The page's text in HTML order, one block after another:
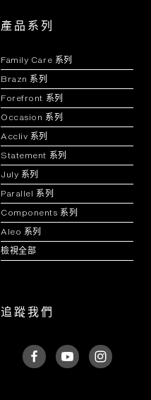
產品系列
Family Care 系列
Brazn 系列
Forefront 系列
Occasion 系列
Accliv 系列
Statement 系列
July 系列
Parallel 系列
Components 系列
Aleo 系列
檢視全部
追蹤我們